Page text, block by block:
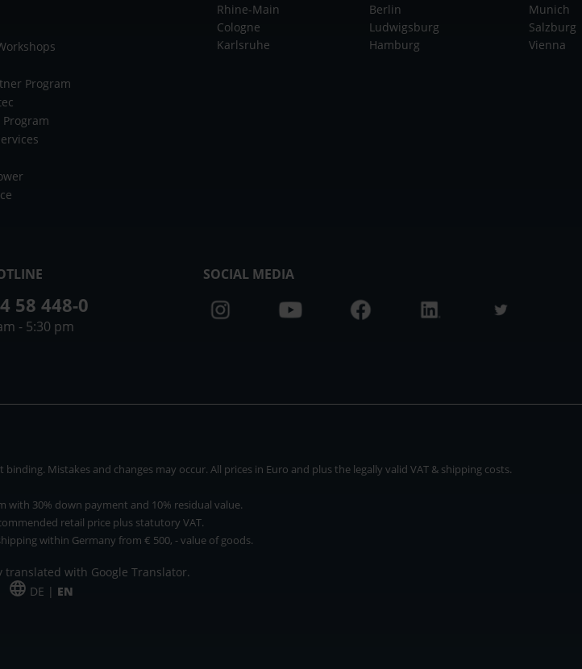
Program
Rhine-Main
Cologne
Karlsruhe
Berlin
Ludwigsburg
Hamburg
Munich
Salzburg
Vienna
58 448-0
- 5:30 pm
SOCIAL MEDIA
Mistakes and changes may occur. All prices in Euro and plus the legally valid VAT & shipping costs.
with 30% down payment and 10% residual value.
retail price plus statutory VAT.
within Germany from € 500, - value of goods.
translated with Google Translator.
DE | EN